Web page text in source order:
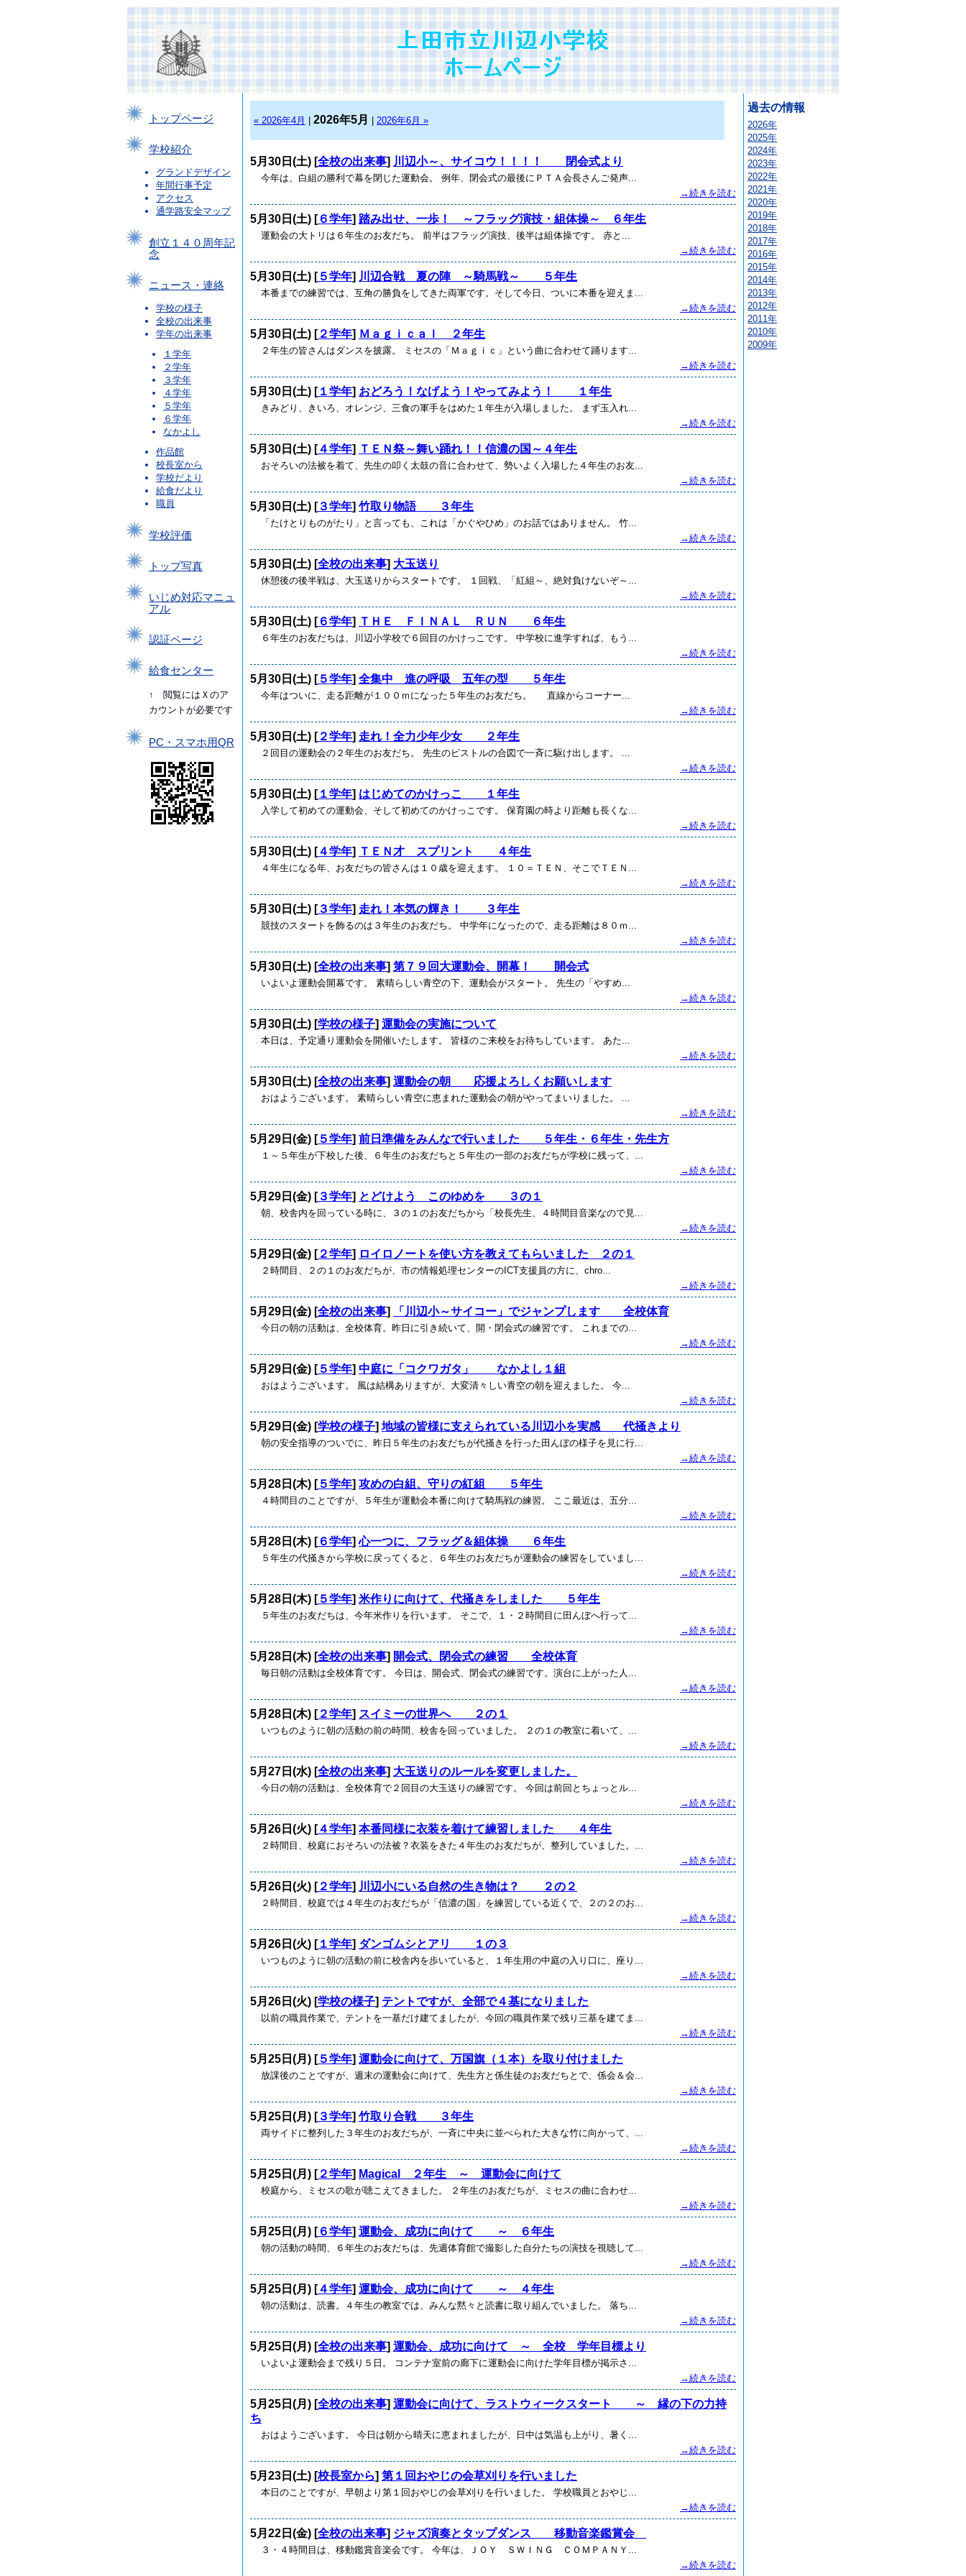
トップページ
学校紹介
グランドデザイン
年間行事予定
アクセス
通学路安全マップ
創立１４０周年記
念
ニュース・連絡
学校の様子
全校の出来事
学年の出来事
１学年
２学年
３学年
４学年
５学年
６学年
なかよし
作品館
校長室から
学校だより
給食だより
職員
学校評価
トップ写真
いじめ対応マニュ
アル
認証ページ
給食センター
↑ 閲覧にはＸのア
カウントが必要です
PC・スマホ用QR
« 2026年4月 2026年5月 2026年6月 »
5月30日(土) [全校の出来事] 川辺小～、サイコウ！！！！ 閉会式より
今年は、白組の勝利で幕を閉じた運動会。 例年、閉会式の最後にＰＴＡ会長さんご発声...
→続きを読む
5月30日(土) [６学年] 踏み出せ、一歩！ ～フラッグ演技・組体操～ ６年生
運動会の大トリは６年生のお友だち。 前半はフラッグ演技、後半は組体操です。 赤と...
→続きを読む
5月30日(土) [５学年] 川辺合戦 夏の陣 ～騎馬戦～ ５年生
本番までの練習では、互角の勝負をしてきた両軍です。そして今日、ついに本番を迎えま...
→続きを読む
5月30日(土) [２学年] Ｍａｇｉｃａｌ ２年生
２年生の皆さんはダンスを披露。 ミセスの「Ｍａｇｉｃ」という曲に合わせて踊ります...
→続きを読む
5月30日(土) [１学年] おどろう！なげよう！やってみよう！ １年生
きみどり、きいろ、オレンジ、三食の軍手をはめた１年生が入場しました。 まず玉入れ...
→続きを読む
5月30日(土) [４学年] ＴＥＮ祭～舞い踊れ！！信濃の国～４年生
おそろいの法被を着て、先生の叩く太鼓の音に合わせて、勢いよく入場した４年生のお友...
→続きを読む
5月30日(土) [３学年] 竹取り物語 ３年生
「たけとりものがたり」と言っても、これは「かぐやひめ」のお話ではありません。 竹...
→続きを読む
5月30日(土) [全校の出来事] 大玉送り
休憩後の後半戦は、大玉送りからスタートです。 １回戦、「紅組～、絶対負けないぞ～...
→続きを読む
5月30日(土) [６学年] ＴＨＥ ＦＩＮＡＬ ＲＵＮ ６年生
６年生のお友だちは、川辺小学校で６回目のかけっこです。 中学校に進学すれば、もう...
→続きを読む
5月30日(土) [５学年] 全集中 進の呼吸 五年の型 ５年生
今年はついに、走る距離が１００ｍになった５年生のお友だち。 直線からコーナー...
→続きを読む
5月30日(土) [２学年] 走れ！全力少年少女 ２年生
２回目の運動会の２年生のお友だち。 先生のピストルの合図で一斉に駆け出します。 ...
→続きを読む
5月30日(土) [１学年] はじめてのかけっこ １年生
入学して初めての運動会、そして初めてのかけっこです。 保育園の時より距離も長くな...
→続きを読む
5月30日(土) [４学年] ＴＥＮ才 スプリント ４年生
４年生になる年、お友だちの皆さんは１０歳を迎えます。 １０＝ＴＥＮ、そこでＴＥＮ...
→続きを読む
5月30日(土) [３学年] 走れ！本気の輝き！ ３年生
競技のスタートを飾るのは３年生のお友だち。 中学年になったので、走る距離は８０ｍ...
→続きを読む
5月30日(土) [全校の出来事] 第７９回大運動会、開幕！ 開会式
いよいよ運動会開幕です。 素晴らしい青空の下、運動会がスタート。 先生の「やすめ...
→続きを読む
5月30日(土) [学校の様子] 運動会の実施について
本日は、予定通り運動会を開催いたします。 皆様のご来校をお待ちしています。 あた...
→続きを読む
5月30日(土) [全校の出来事] 運動会の朝 応援よろしくお願いします
おはようございます。 素晴らしい青空に恵まれた運動会の朝がやってまいりました。 ...
→続きを読む
5月29日(金) [５学年] 前日準備をみんなで行いました ５年生・６年生・先生方
１～５年生が下校した後、６年生のお友だちと５年生の一部のお友だちが学校に残って、...
→続きを読む
5月29日(金) [３学年] とどけよう このゆめを ３の１
朝、校舎内を回っている時に、３の１のお友だちから「校長先生、４時間目音楽なので見...
→続きを読む
5月29日(金) [２学年] ロイロノートを使い方を教えてもらいました ２の１
２時間目、２の１のお友だちが、市の情報処理センターのICT支援員の方に、chro...
→続きを読む
5月29日(金) [全校の出来事] 「川辺小～サイコー」でジャンプします 全校体育
今日の朝の活動は、全校体育。昨日に引き続いて、開・閉会式の練習です。 これまでの...
→続きを読む
5月29日(金) [５学年] 中庭に「コクワガタ」 なかよし１組
おはようございます。 風は結構ありますが、大変清々しい青空の朝を迎えました。 今...
→続きを読む
5月29日(金) [学校の様子] 地域の皆様に支えられている川辺小を実感 代掻きより
朝の安全指導のついでに、昨日５年生のお友だちが代掻きを行った田んぼの様子を見に行...
→続きを読む
5月28日(木) [５学年] 攻めの白組、守りの紅組 ５年生
４時間目のことですが、５年生が運動会本番に向けて騎馬戦の練習。 ここ最近は、五分...
→続きを読む
5月28日(木) [６学年]心一つに、フラッグ＆組体操 ６年生
５年生の代掻きから学校に戻ってくると、６年生のお友だちが運動会の練習をしていまし...
→続きを読む
5月28日(木) [５学年] 米作りに向けて、代掻きをしました ５年生
５年生のお友だちは、今年米作りを行います。 そこで、１・２時間目に田んぼへ行って...
→続きを読む
5月28日(木) [全校の出来事] 開会式、閉会式の練習 全校体育
毎日朝の活動は全校体育です。 今日は、開会式、閉会式の練習です。演台に上がった人...
→続きを読む
5月28日(木) [２学年] スイミーの世界へ ２の１
いつものように朝の活動の前の時間、校舎を回っていました。 ２の１の教室に着いて、...
→続きを読む
5月27日(水) [全校の出来事] 大玉送りのルールを変更しました。
今日の朝の活動は、全校体育で２回目の大玉送りの練習です。 今回は前回とちょっとル...
→続きを読む
5月26日(火) [４学年] 本番同様に衣装を着けて練習しました ４年生
２時間目、校庭におそろいの法被？衣装をきた４年生のお友だちが、整列していました。...
→続きを読む
5月26日(火) [２学年] 川辺小にいる自然の生き物は？ ２の２
２時間目、校庭では４年生のお友だちが「信濃の国」を練習している近くで、２の２のお...
→続きを読む
5月26日(火) [１学年] ダンゴムシとアリ １の３
いつものように朝の活動の前に校舎内を歩いていると、１年生用の中庭の入り口に、座り...
→続きを読む
5月26日(火) [学校の様子] テントですが、全部で４基になりました
以前の職員作業で、テントを一基だけ建てましたが、今回の職員作業で残り三基を建てま...
→続きを読む
5月25日(月) [５学年] 運動会に向けて、万国旗（１本）を取り付けました
放課後のことですが、週末の運動会に向けて、先生方と係生徒のお友だちとで、係会＆会...
→続きを読む
5月25日(月) [３学年] 竹取り合戦 ３年生
両サイドに整列した３年生のお友だちが、一斉に中央に並べられた大きな竹に向かって、...
→続きを読む
5月25日(月) [２学年] Magical ２年生 ～ 運動会に向けて
校庭から、ミセスの歌が聴こえてきました。 ２年生のお友だちが、ミセスの曲に合わせ...
→続きを読む
5月25日(月) [６学年] 運動会、成功に向けて ～ ６年生
朝の活動の時間、６年生のお友だちは、先週体育館で撮影した自分たちの演技を視聴して...
→続きを読む
5月25日(月) [４学年] 運動会、成功に向けて ～ ４年生
朝の活動は、読書。４年生の教室では、みんな黙々と読書に取り組んでいました。 落ち...
→続きを読む
5月25日(月) [全校の出来事] 運動会、成功に向けて ～ 全校 学年目標より
いよいよ運動会まで残り５日。 コンテナ室前の廊下に運動会に向けた学年目標が掲示さ...
→続きを読む
5月25日(月) [全校の出来事] 運動会に向けて、ラストウィークスタート ～ 縁の下の力持
ち
おはようございます。 今日は朝から晴天に恵まれましたが、日中は気温も上がり、暑く...
→続きを読む
5月23日(土) [校長室から] 第１回おやじの会草刈りを行いました
本日のことですが、早朝より第１回おやじの会草刈りを行いました。 学校職員とおやじ...
→続きを読む
5月22日(金) [全校の出来事] ジャズ演奏とタップダンス 移動音楽鑑賞会
３・４時間目は、移動鑑賞音楽会です。 今年は、ＪＯＹ ＳＷＩＮＧ ＣＯＭＰＡＮＹ...
→続きを読む
過去の情報
2026年
2025年
2024年
2023年
2022年
2021年
2020年
2019年
2018年
2017年
2016年
2015年
2014年
2013年
2012年
2011年
2010年
2009年